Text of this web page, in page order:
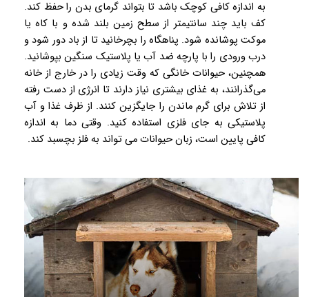
به اندازه کافی کوچک باشد تا بتواند گرمای بدن را حفظ کند.
کف باید چند سانتیمتر از سطح زمین بلند شده و با کاه یا
موکت پوشانده شود. پناهگاه را بچرخانید تا از باد دور شود و
درب ورودی را با پارچه ضد آب یا پلاستیک سنگین بپوشانید.
همچنین، حیوانات خانگی که وقت زیادی را در خارج از خانه
می‌گذرانند، به غذای بیشتری نیاز دارند تا انرژی از دست رفته
از تلاش برای گرم ماندن را جایگزین کنند. از ظرف غذا و آب
پلاستیکی به جای فلزی استفاده کنید. وقتی دما به اندازه
کافی پایین است، زبان حیوانات می تواند به فلز بچسبد کند.